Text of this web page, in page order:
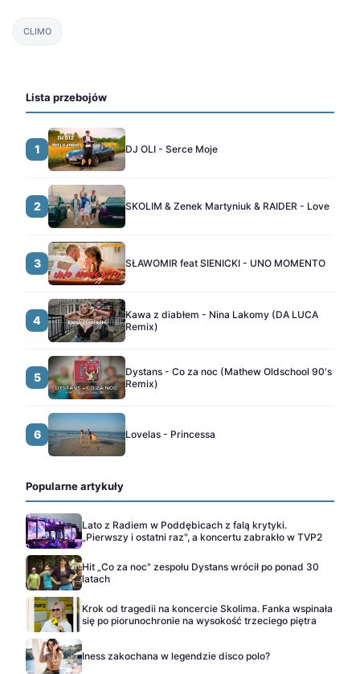
CLIMO
Lista przebojów
1 DJ OLI - Serce Moje
2 SKOLIM & Zenek Martyniuk & RAIDER - Love
3 SŁAWOMIR feat SIENICKI - UNO MOMENTO
4
Kawa z diabłem - Nina Lakomy (DA LUCA
Remix)
5
Dystans - Co za noc (Mathew Oldschool 90's
Remix)
6 Lovelas - Princessa
Popularne artykuły
Lato z Radiem w Poddębicach z falą krytyki.
„Pierwszy i ostatni raz", a koncertu zabrakło w TVP2
Hit „Co za noc" zespołu Dystans wrócił po ponad 30
latach
Krok od tragedii na koncercie Skolima. Fanka wspinała
się po piorunochronie na wysokość trzeciego piętra
Iness zakochana w legendzie disco polo?